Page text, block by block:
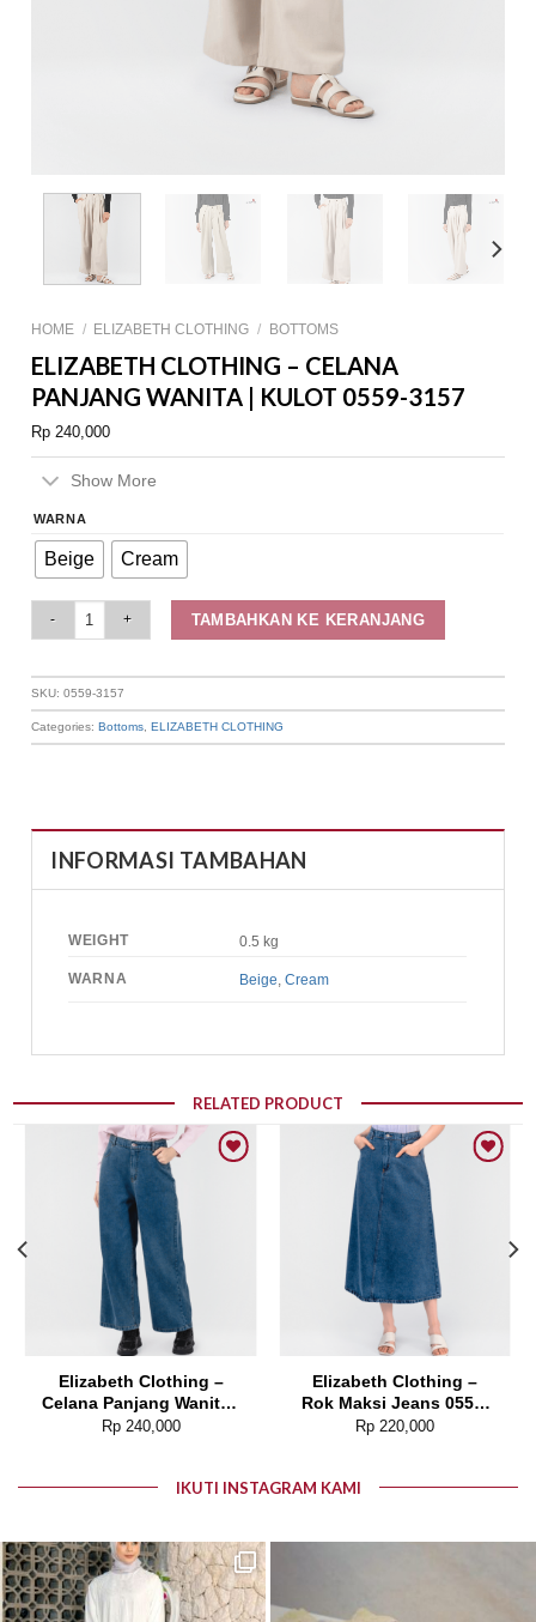
HOME / ELIZABETH CLOTHING / BOTTOMS
ELIZABETH CLOTHING – CELANA
PANJANG WANITA | KULOT 0559-3157
Rp 240,000
Show More
WARNA
Beige Cream
TAMBAHKAN KE KERANJANG
SKU:0559-3157
Categories:Bottoms ,ELIZABETH CLOTHING
INFORMASI TAMBAHAN
WEIGHT 0.5 kg
WARNA Beige ,Cream
RELATED PRODUCT
Add to wishlist
Elizabeth Clothing –
Celana Panjang Wanita |
Kulot Jeans 0559-2681
Rp240,000
Add to wishlist
Elizabeth Clothing –
Rok Maksi Jeans 0559-
2680
Rp 220,000
IKUTI INSTAGRAM KAMI